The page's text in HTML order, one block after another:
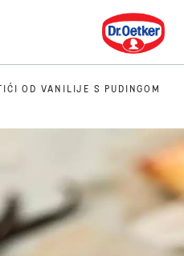
Dr. Oetker
OD VANILIJE S PUDINGOM